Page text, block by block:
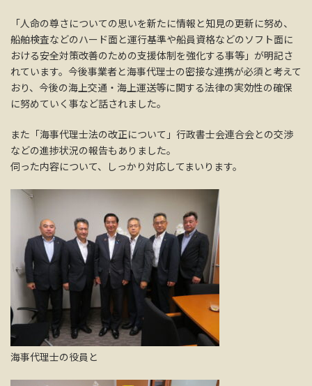
「人命の尊さについての思いを新たに情報と知見の更新に努め、
船舶検査などのハード面と運行基準や船員資格などのソフト面に
おける安全対策改善のための支援体制を強化する事等」が明記さ
れています。今後事業者と海事代理士の密接な連携が必須と考えて
おり、今後の海上交通・海上運送等に関する法律の実効性の確保
に努めていく事など話されました。
また「海事代理士法の改正について」行政書士会連合会との交渉
などの進捗状況の報告もありました。
伺った内容について、しっかり対応してまいります。
海事代理士の役員と